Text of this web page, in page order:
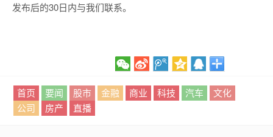
发布后的30日内与我们联系。
首页 要闻 股市 金融 商业 科技 汽车
文化
公司
房产 直播